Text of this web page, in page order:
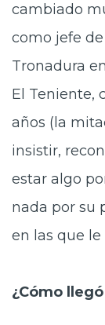
cambiado
como jefe
Tronadura
El Teniente,
años (la
insistir,
estar algo
nada por su
en las que
¿Cómo